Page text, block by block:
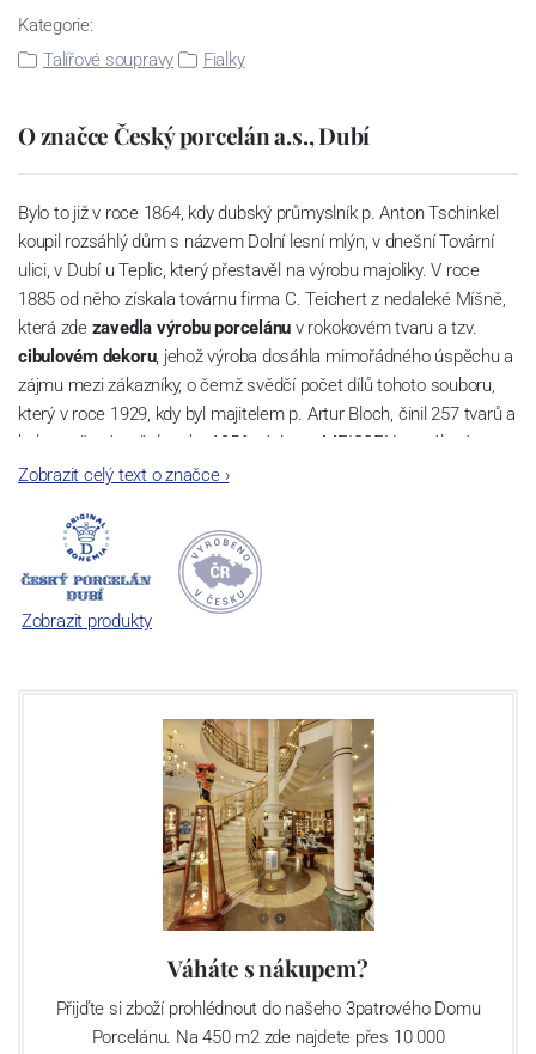
Kategorie:
Talířové soupravy
Fialky
O značce Český porcelán a.s., Dubí
Bylo to již v roce 1864, kdy dubský průmyslník p. Anton Tschinkel
koupil rozsáhlý dům s názvem Dolní lesní mlýn, v dnešní Tovární
ulici, v Dubí u Teplic, který přestavěl na výrobu majoliky. V roce
1885 od něho získala továrnu firma C. Teichert z nedaleké Míšně,
která zdezavedla výrobu porcelánu v rokokovém tvaru a tzv.
cibulovém dekoru, jehož výroba dosáhla mimořádného úspěchu a
zájmu mezi zákazníky, o čemž svědčí počet dílů tohoto souboru,
který v roce 1929, kdy byl majitelem p. Artur Bloch, činil 257 tvarů a
byl označován až do roku 1956 nápisem MEISSEN v oválovém
rámečku.
Dnes, kdy čtete tento úvod, nese firma název
počet jeho dílů v cibulovém provedení je 850 tvarů. Tyto výrobky
jsou garantovány Asociací sklářského a keramického průmyslu
České republiky jako „
Český výrobek
Zobrazit celý text o značce›
Zobrazit produkty
Váháte s nákupem?
Přijďte si zboží prohlédnout do našeho 3patrového Domu
Porcelánu. Na 450 m2 zde najdete přes 10 000